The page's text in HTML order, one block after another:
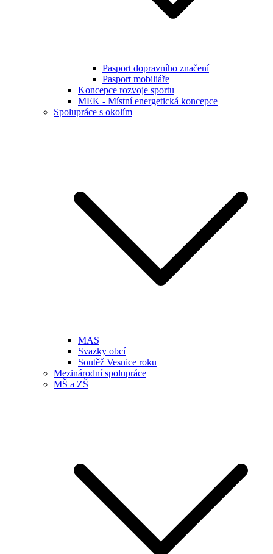
Pasport dopravního značení
Pasport mobiliáře
Koncepce rozvoje sportu
MEK - Místní energetická koncepce
Spolupráce s okolím
MAS
Svazky obcí
Soutěž Vesnice roku
Mezinárodní spolupráce
MŠ a ZŠ